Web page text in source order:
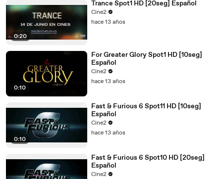
0:20
Trance Spot1 HD [20seg] Español
Cine2
hace 13 años
0:10
For Greater Glory Spot1 HD [10seg]
Español
Cine2
hace 13 años
0:10
Fast & Furious 6 Spot11 HD [10seg]
Español
Cine2
hace 13 años
Fast & Furious 6 Spot10 HD [20seg]
Español
Cine2